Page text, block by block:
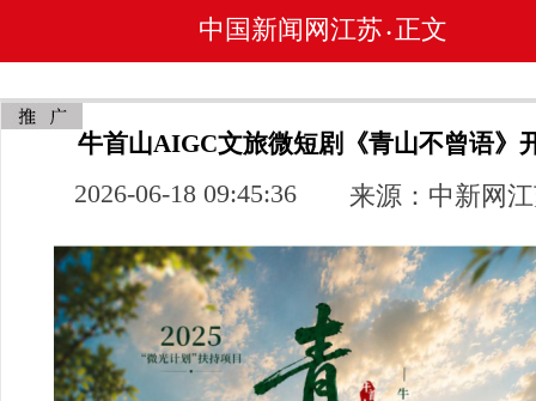
中国新闻网江苏 • 正文
牛首山AIGC文旅微短剧《青山不曾语》
2026-06-18 09:45:36 来源：中新网